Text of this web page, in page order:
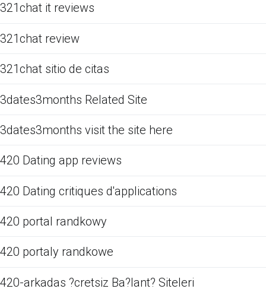
321chat it reviews
321chat review
321chat sitio de citas
3dates3months Related Site
3dates3months visit the site here
420 Dating app reviews
420 Dating critiques d'applications
420 portal randkowy
420 portaly randkowe
420-arkadas ?cretsiz Ba?lant? Siteleri